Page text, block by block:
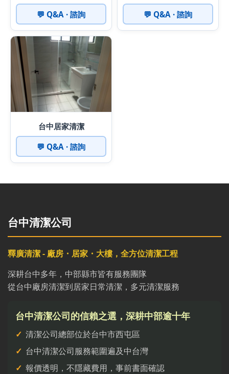
💬 Q&A · 諮詢
💬 Q&A · 諮詢
台中居家清潔
💬 Q&A · 諮詢
台中清潔公司
釋廣清潔 - 廠房・居家・大樓，全方位清潔工程
深耕台中多年，中部縣市皆有服務團隊
從台中廠房清潔到居家日常清潔，多元清潔服務
台中清潔公司的信賴之選，深耕中部逾十年
清潔公司總部位於台中市西屯區
台中清潔公司服務範圍遍及中台灣
報價透明，不隱藏費用，事前書面確認